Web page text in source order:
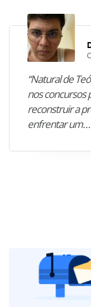
“Natural de
nos concursos
reconstruir a
enfrentar